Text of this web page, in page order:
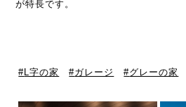
が特長です。
L字の家 ガレージ グレーの家